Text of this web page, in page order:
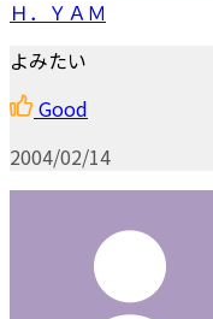
Ｈ．ＹＡＭ
よみたい
Good
2004/02/14